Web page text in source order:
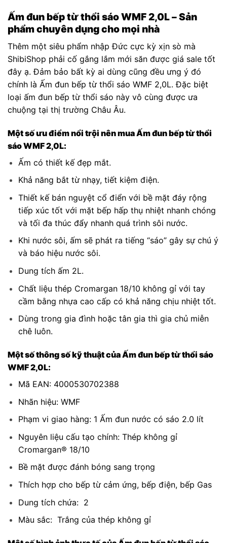
Ấm đun bếp từ thổi sáo WMF 2,0L – Sản
phẩm chuyên dụng cho mọi nhà
Thêm một siêu phẩm nhập Đức cực kỳ xịn sò mà
ShibiShop phải cố gắng lắm mới săn được giá sale tốt
đây ạ. Đảm bảo bất kỳ ai dùng cũng đều ưng ý đó
chính là Ấm đun bếp từ thổi sáo WMF 2,0L. Đặc biệt
loại ấm đun bếp từ thổi sáo này vô cùng được ưa
chuộng tại thị trường Châu Âu.
Một số ưu điểm nổi trội nên mua Ấm đun bếp từ thổi
sáo WMF 2,0L:
Ấm có thiết kế đẹp mắt.
Khả năng bắt từ nhạy, tiết kiệm điện.
Thiết kế bán nguyệt cổ điển với bề mặt đáy rộng
tiếp xúc tốt với mặt bếp hấp thụ nhiệt nhanh chóng
và tối đa thúc đẩy nhanh quá trình sôi nước.
Khi nước sôi, ấm sẽ phát ra tiếng “sáo” gây sự chú ý
và báo hiệu nước sôi.
Dung tích ấm 2L.
Chất liệu thép Cromargan 18/10 không gỉ với tay
cầm bằng nhựa cao cấp có khả năng chịu nhiệt tốt.
Dùng trong gia đình hoặc tân gia thì gia chủ miễn
chê luôn.
Một số thông số kỹ thuật của Ấm đun bếp từ thổi sáo
WMF 2,0L:
Mã EAN: 4000530702388
Nhãn hiệu: WMF
Phạm vi giao hàng: 1 Ấm đun nước có sáo 2.0 lít
Nguyên liệu cấu tạo chính: Thép không gỉ
Cromargan® 18/10
Bề mặt được đánh bóng sang trọng
Thích hợp cho bếp từ cảm ứng, bếp điện, bếp Gas
Dung tích chứa: 2
Màu sắc: Trắng của thép không gỉ